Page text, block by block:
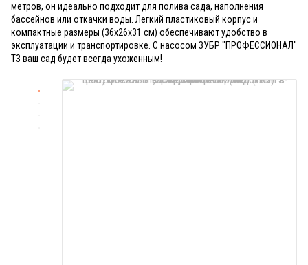
метров, он идеально подходит для полива сада, наполнения
бассейнов или откачки воды. Легкий пластиковый корпус и
компактные размеры (36x26x31 см) обеспечивают удобство в
эксплуатации и транспортировке. С насосом ЗУБР "ПРОФЕССИОНАЛ"
Т3 ваш сад будет всегда ухоженным!